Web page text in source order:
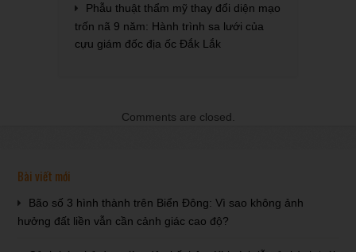
Phẫu thuật thẩm mỹ thay đổi diện mạo
trốn nã 9 năm: Hành trình sa lưới của
cựu giám đốc địa ốc Đắk Lắk
Comments are closed.
Bài viết mới
Bão số 3 hình thành trên Biển Đông: Vì sao không ảnh
hưởng đất liền vẫn cần cảnh giác cao độ?